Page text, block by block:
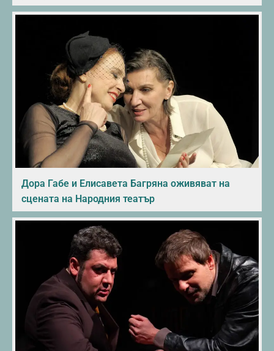
Дора Габе и Елисавета Багряна оживяват на
сцената на Народния театър